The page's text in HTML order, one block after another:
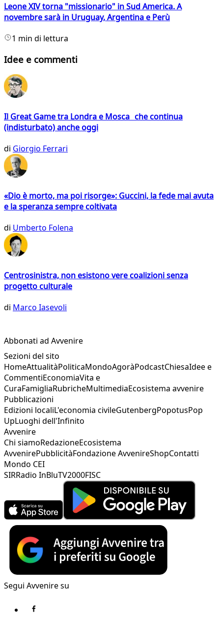
Leone XIV torna "missionario" in Sud America. A
novembre sarà in Uruguay, Argentina e Perù
1 min di lettura
Idee e commenti
Il Great Game tra Londra e Mosca che continua
(indisturbato) anche oggi
di Giorgio Ferrari
«Dio è morto, ma poi risorge»: Guccini, la fede mai avuta
e la speranza sempre coltivata
di Umberto Folena
Centrosinistra, non esistono vere coalizioni senza
progetto culturale
di Marco Iasevoli
Abbonati ad Avvenire
Sezioni del sito
HomeAttualitàPoliticaMondoAgoràPodcastChiesaIdee e
CommentiEconomiaVita e
CuraFamigliaRubricheMultimediaEcosistema avvenire
Pubblicazioni
Edizioni localiL'economia civileGutenbergPopotusPop
UpLuoghi dell'Infinito
Avvenire
Chi siamoRedazioneEcosistema
AvvenirePubblicitàFondazione AvvenireShopContatti
Mondo CEI
SIRRadio InBluTV2000FISC
Segui Avvenire su